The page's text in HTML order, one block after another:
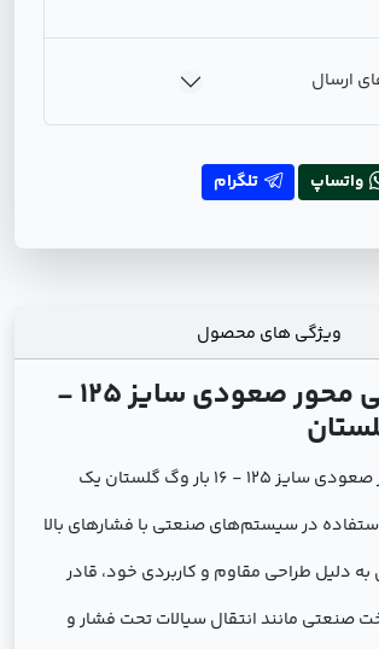
ارسال
واتساپ تلگرام
ویژگی های محصول
شیر کشویی محور صعودی سایز 125 -
شیر کشویی محور صعودی سایز 125 - 16 بار وگ گلستان یک
در سیستم‌های صنعتی با فشارهای بالا
دلیل طراحی مقاوم و کاربردی خود، قادر
صنعتی مانند انتقال سیالات تحت فشار و